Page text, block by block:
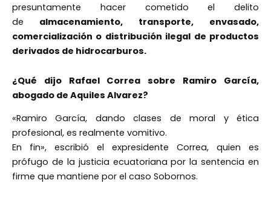
presuntamente hacer cometido el delito
de almacenamiento, transporte, envasado,
comercialización o distribución ilegal de productos
derivados de hidrocarburos.
¿Qué dijo Rafael Correa sobre Ramiro García,
abogado de Aquiles Alvarez?
«Ramiro García, dando clases de moral y ética
profesional, es realmente vomitivo.
En fin», escribió el expresidente Correa, quien es
prófugo de la justicia ecuatoriana por la sentencia en
firme que mantiene por el caso Sobornos.